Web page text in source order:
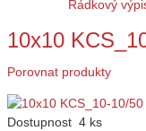
Řádkový
10x10
Porovnat produkty
Dostupnost 4 ks